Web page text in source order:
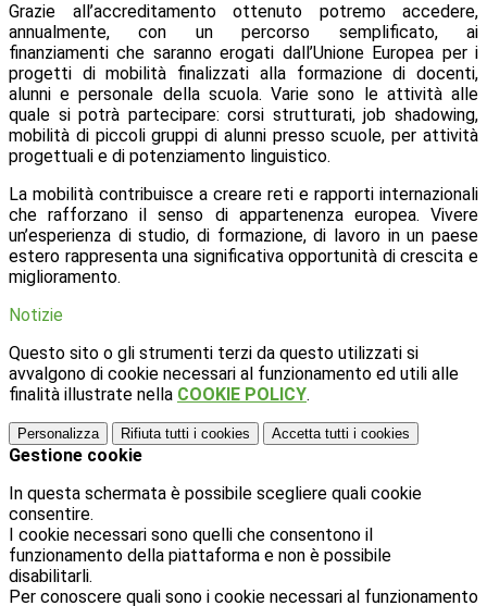
Grazie all’accreditamento ottenuto potremo accedere,
annualmente, con un percorso semplificato, ai
finanziamenti che saranno erogati dall’Unione Europea per i
progetti di mobilità finalizzati alla formazione di docenti,
alunni e personale della scuola. Varie sono le attività alle
quale si potrà partecipare: corsi strutturati, job shadowing,
mobilità di piccoli gruppi di alunni presso scuole, per attività
progettuali e di potenziamento linguistico.
La mobilità contribuisce a creare reti e rapporti internazionali
che rafforzano il senso di appartenenza europea. Vivere
un’esperienza di studio, di formazione, di lavoro in un paese
estero rappresenta una significativa opportunità di crescita e
miglioramento.
Notizie
Questo sito o gli strumenti terzi da questo utilizzati si
avvalgono di cookie necessari al funzionamento ed utili alle
finalità illustrate nella COOKIE POLICY.
Personalizza Rifiuta tutti i cookies Accetta tutti i cookies
Gestione cookie
In questa schermata è possibile scegliere quali cookie
consentire.
I cookie necessari sono quelli che consentono il
funzionamento della piattaforma e non è possibile
disabilitarli.
Per conoscere quali sono i cookie necessari al funzionamento